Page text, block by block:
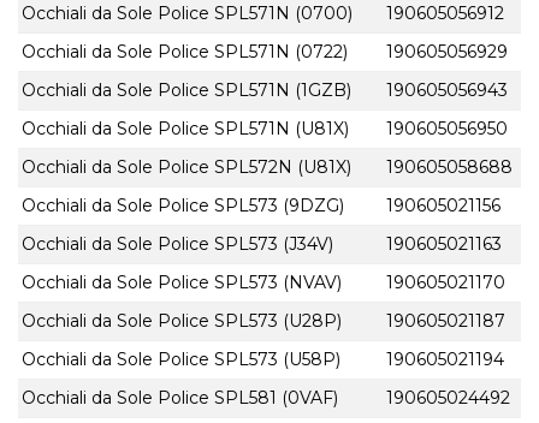
Occhiali da Sole Police SPL571N (0700)
190605056912
Occhiali da Sole Police SPL571N (0722)
190605056929
Occhiali da Sole Police SPL571N (1GZB)
190605056943
Occhiali da Sole Police SPL571N (U81X)
190605056950
Occhiali da Sole Police SPL572N (U81X)
190605058688
Occhiali da Sole Police SPL573 (9DZG)
190605021156
Occhiali da Sole Police SPL573 (J34V)
190605021163
Occhiali da Sole Police SPL573 (NVAV)
190605021170
Occhiali da Sole Police SPL573 (U28P)
190605021187
Occhiali da Sole Police SPL573 (U58P)
190605021194
Occhiali da Sole Police SPL581 (0VAF)
190605024492